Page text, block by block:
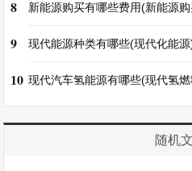
8 新能源购买有哪些费用(新能源
9 现代能源种类有哪些(现代化能源
10 现代汽车氢能源有哪些(现代氢
随机